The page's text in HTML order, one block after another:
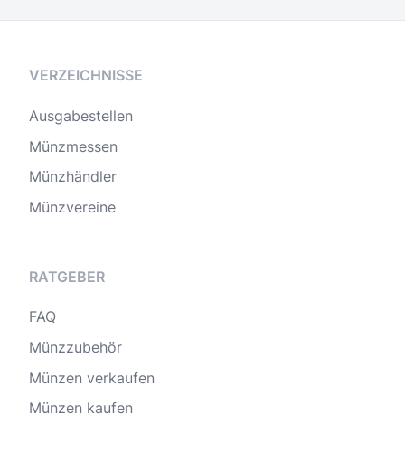
VERZEICHNISSE
Ausgabestellen
Münzmessen
Münzhändler
Münzvereine
RATGEBER
FAQ
Münzzubehör
Münzen verkaufen
Münzen kaufen